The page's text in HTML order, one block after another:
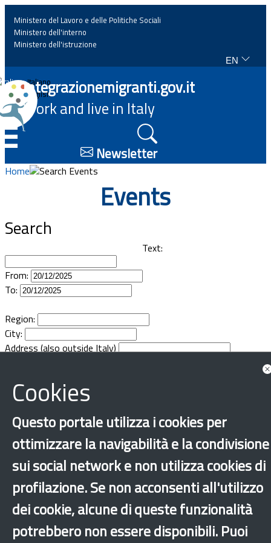
Home
News
Highlights
Regulations and law
Projects
Documents
Ministero del Lavoro e delle Politiche Sociali
Ministero dell'interno
Ministero dell'istruzione
EN
Italiano
English
Integrazionemigranti.gov.it
Work and live in Italy
Newsletter
Home Search Events
Events
Search
Text:
From:
To:
Region:
City:
Address (also outside Italy)
Cookies
Questo portale utilizza i cookies per
ottimizzare la navigabilità e la condivisione
sui social network e non utilizza cookies di
profilazione. Se non acconsenti all'utilizzo
dei cookie, alcune di queste funzionalità
potrebbero non essere disponibili. Puoi